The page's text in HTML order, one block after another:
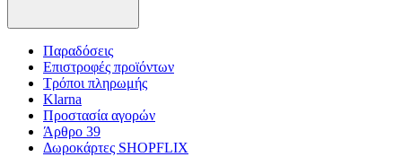
Παραδόσεις
Επιστροφές προϊόντων
Τρόποι πληρωμής
Klarna
Προστασία αγορών
Άρθρο 39
Δωροκάρτες SHOPFLIX